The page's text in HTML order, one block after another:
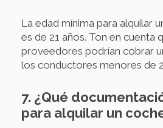
La edad mínima para alquilar
es de 21 años. Ton en cuenta
proveedores podrían cobrar
los conductores menores de
7. ¿Qué
para alquilar un